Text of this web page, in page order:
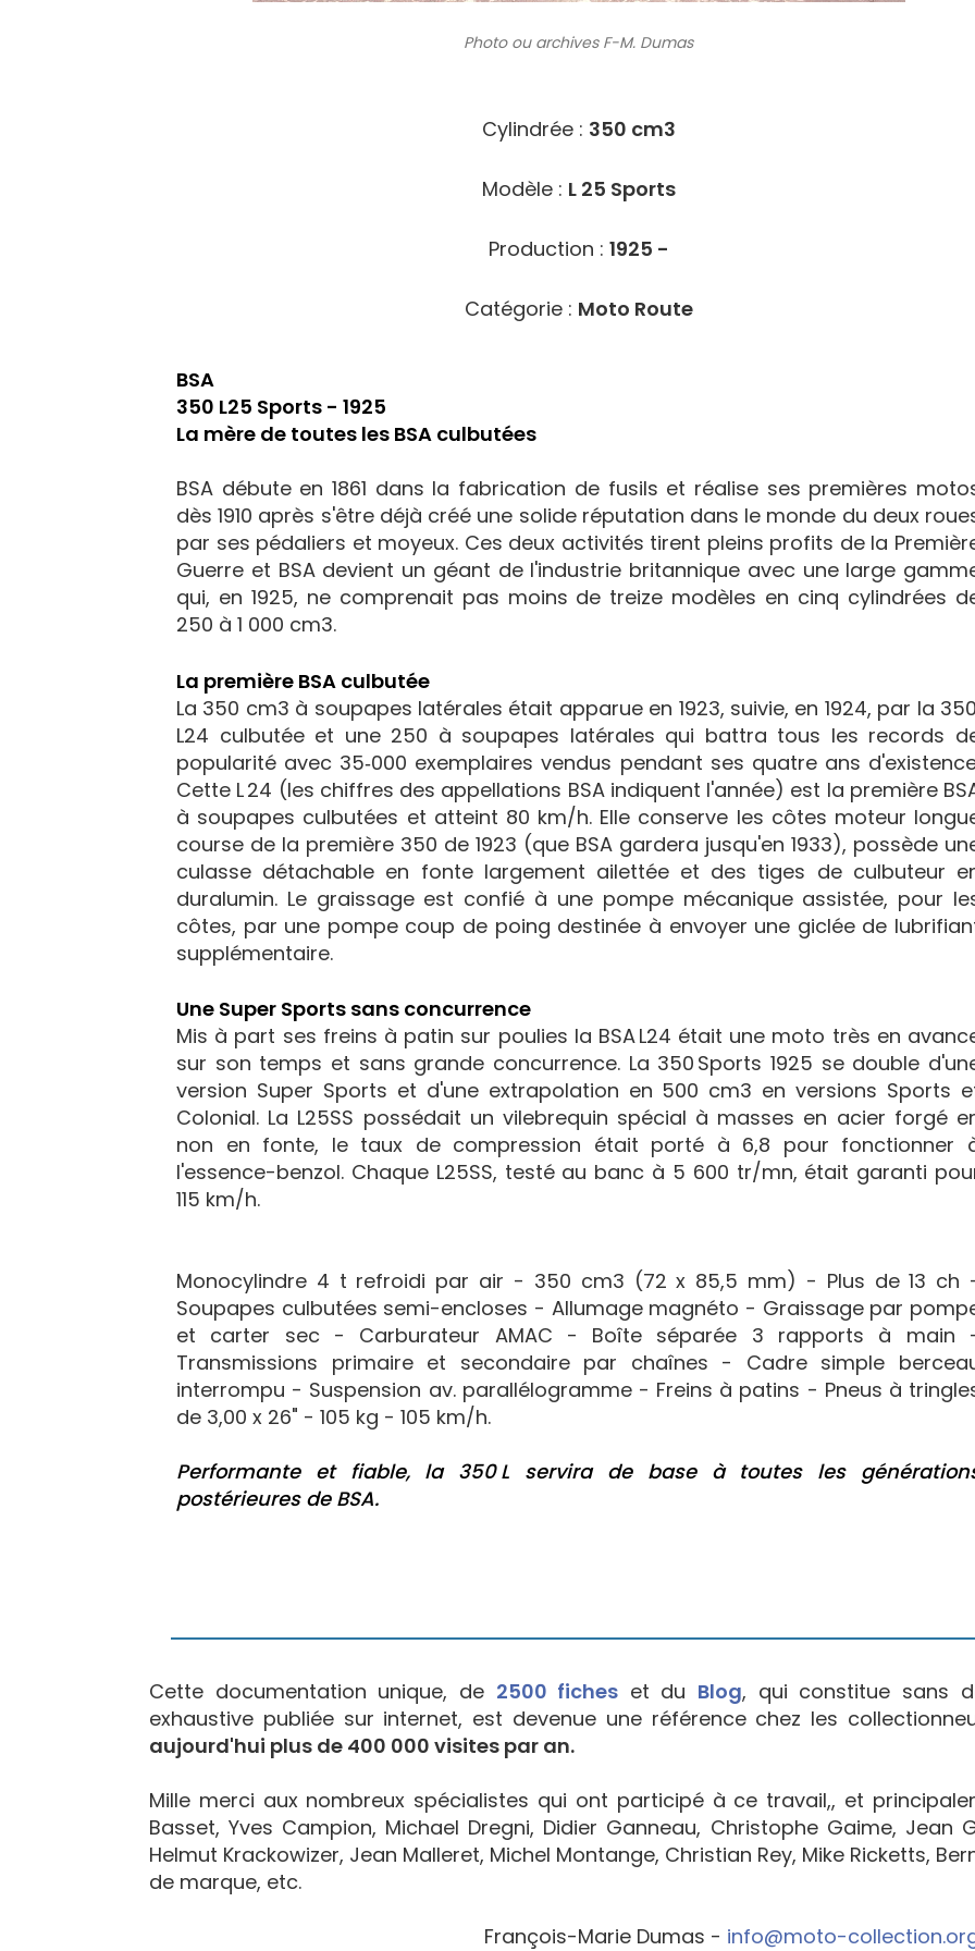
Photo ou archivesF-M. Dumas
Cylindrée : 350 cm3
Modèle : L 25 Sports
Production : 1925 -
Catégorie : Moto Route
BSA
350 L25 Sports - 1925
La mère de toutes les BSA culbutées
BSA débute en 1861 dans la fabrication de fusils et réalise ses premières
dès 1910 après s'être déjà créé une solide réputation dans le monde du deux
par ses pédaliers et moyeux. Ces deux activités tirent pleins profits de la
Guerre et BSA devient un géant de l'industrie britannique avec une large
qui, en 1925, ne comprenait pas moins de treize modèles en cinq cylindrées
250 à 1 000 cm3.
La première BSA culbutée
La 350 cm3 à soupapes latérales était apparue en 1923, suivie, en 1924, par la 350
L24 culbutée et une 250 à soupapes latérales qui battra tous les records
popularité avec 35‑000 exemplaires vendus pendant ses quatre ans
Cette L 24 (les chiffres des appellations BSA indiquent l'année) est la première
à soupapes culbutées et atteint 80 km/h. Elle conserve les côtes moteur
course de la première 350 de 1923 (que BSA gardera jusqu'en 1933), possède
culasse détachable en fonte largement ailettée et des tiges de culbuteur
duralumin. Le graissage est confié à une pompe mécanique assistée, pour
côtes, par une pompe coup de poing destinée à envoyer une giclée de
supplémentaire.
Une Super Sports sans concurrence
Mis à part ses freins à patin sur poulies la BSA L24 était une moto très en
sur son temps et sans grande concurrence. La 350 Sports 1925 se double
version Super Sports et d'une extrapolation en 500 cm3 en versions Sports
Colonial. La L25SS possédait un vilebrequin spécial à masses en acier forgé
non en fonte, le taux de compression était porté à 6,8 pour fonctionner
l'essence-benzol. Chaque L25SS, testé au banc à 5 600 tr/mn, était garanti
115 km/h.
Monocylindre 4 t refroidi par air - 350 cm3 (72 x 85,5 mm) - Plus de 13 ch
Soupapes culbutées semi-encloses - Allumage magnéto - Graissage par
et carter sec - Carburateur AMAC - Boîte séparée 3 rapports à main
Transmissions primaire et secondaire par chaînes - Cadre simple
interrompu - Suspension av. parallélogramme - Freins à patins - Pneus à
de 3,00 x 26" - 105 kg - 105 km/h.
Performante et fiable, la 350 L servira de base à toutes les
postérieures de BSA.
Cette documentation unique, de 2500 fiches et du Blog, qui constitue sans
exhaustive publiée sur internet, est devenue une référence chez les
aujourd'hui plus de 400 000 visites par an.
Mille merci aux nombreux spécialistes qui ont participé à ce travail,, et
Basset, Yves Campion, Michael Dregni, Didier Ganneau, Christophe Gaime, Jean
Helmut Krackowizer, Jean Malleret, Michel Montange, Christian Rey, Mike Ricketts,
de marque, etc.
François-Marie Dumas - info@moto-